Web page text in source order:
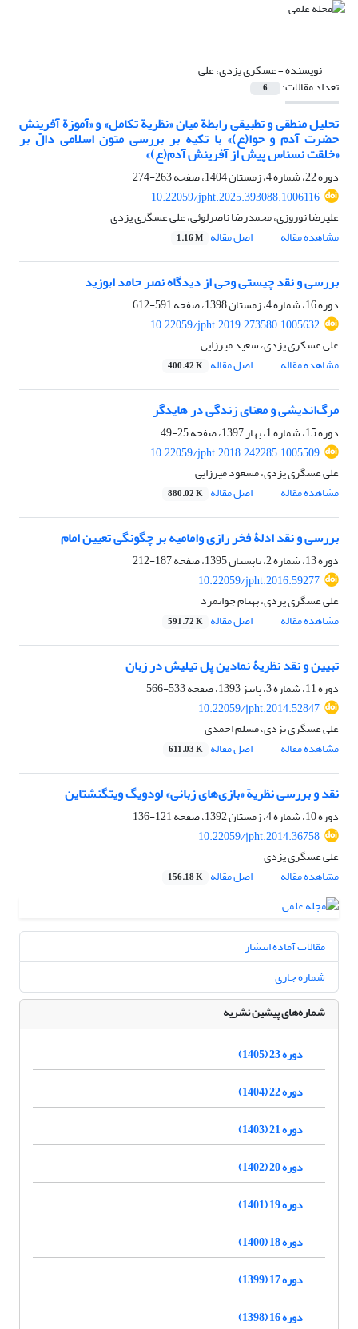
نویسنده =عسکری یزدی، علی
تعداد مقالات: 6
تحلیل منطقی و تطبیقی رابطة میان «نظریة تکامل» و «آموزة آفرینش
حضرت آدم و حوا(ع)» با تکیه بر بررسی متون اسلامی دالّ بر
«خلقت نسناس پیش‌ از آفرینش آدم(ع)»
دوره 22، شماره 4، زمستان 1404، صفحه
263-274
10.22059/jpht.2025.393088.1006116
علیرضا نوروزی، محمدرضا ناصرلوئی، علی عسگری یزدی
مشاهده مقاله
اصل مقاله 1.16 M
بررسی و نقد چیستی وحی از دیدگاه نصر حامد ابوزید
دوره 16، شماره 4، زمستان 1398، صفحه
591-612
10.22059/jpht.2019.273580.1005632
علی عسکری یزدی، سعید میرزایی
مشاهده مقاله
اصل مقاله 400.42 K
مرگ‌اندیشی و معنای زندگی در هایدگر
دوره 15، شماره 1، بهار 1397، صفحه
25-49
10.22059/jpht.2018.242285.1005509
علی عسگری یزدی، مسعود میرزایی
مشاهده مقاله
اصل مقاله 880.02 K
بررسی و نقد ادلۀ فخر رازی وامامیه بر چگونگی تعیین امام
دوره 13، شماره 2، تابستان 1395، صفحه
187-212
10.22059/jpht.2016.59277
علی عسگری یزدی، بهنام جوانمرد
مشاهده مقاله
اصل مقاله 591.72 K
تبیین و نقد نظریۀ نمادین پل تیلیش در زبان
دوره 11، شماره 3، پاییز 1393، صفحه
533-566
10.22059/jpht.2014.52847
علی عسگری یزدی، مسلم احمدی
مشاهده مقاله
اصل مقاله 611.03 K
نقد و بررسی نظریة «بازی‌های زبانی» لودویگ ویتگنشتاین
دوره 10، شماره 4، زمستان 1392، صفحه
121-136
10.22059/jpht.2014.36758
علی عسگری یزدی
مشاهده مقاله
اصل مقاله 156.18 K
مقالات آماده انتشار
شماره جاری
شماره‌های پیشین نشریه
دوره 23 (1405)
دوره 22 (1404)
دوره 21 (1403)
دوره 20 (1402)
دوره 19 (1401)
دوره 18 (1400)
دوره 17 (1399)
دوره 16 (1398)